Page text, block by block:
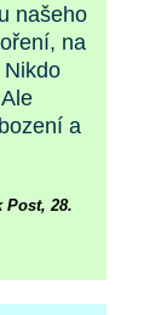
našeho
na
a
Post, 28.